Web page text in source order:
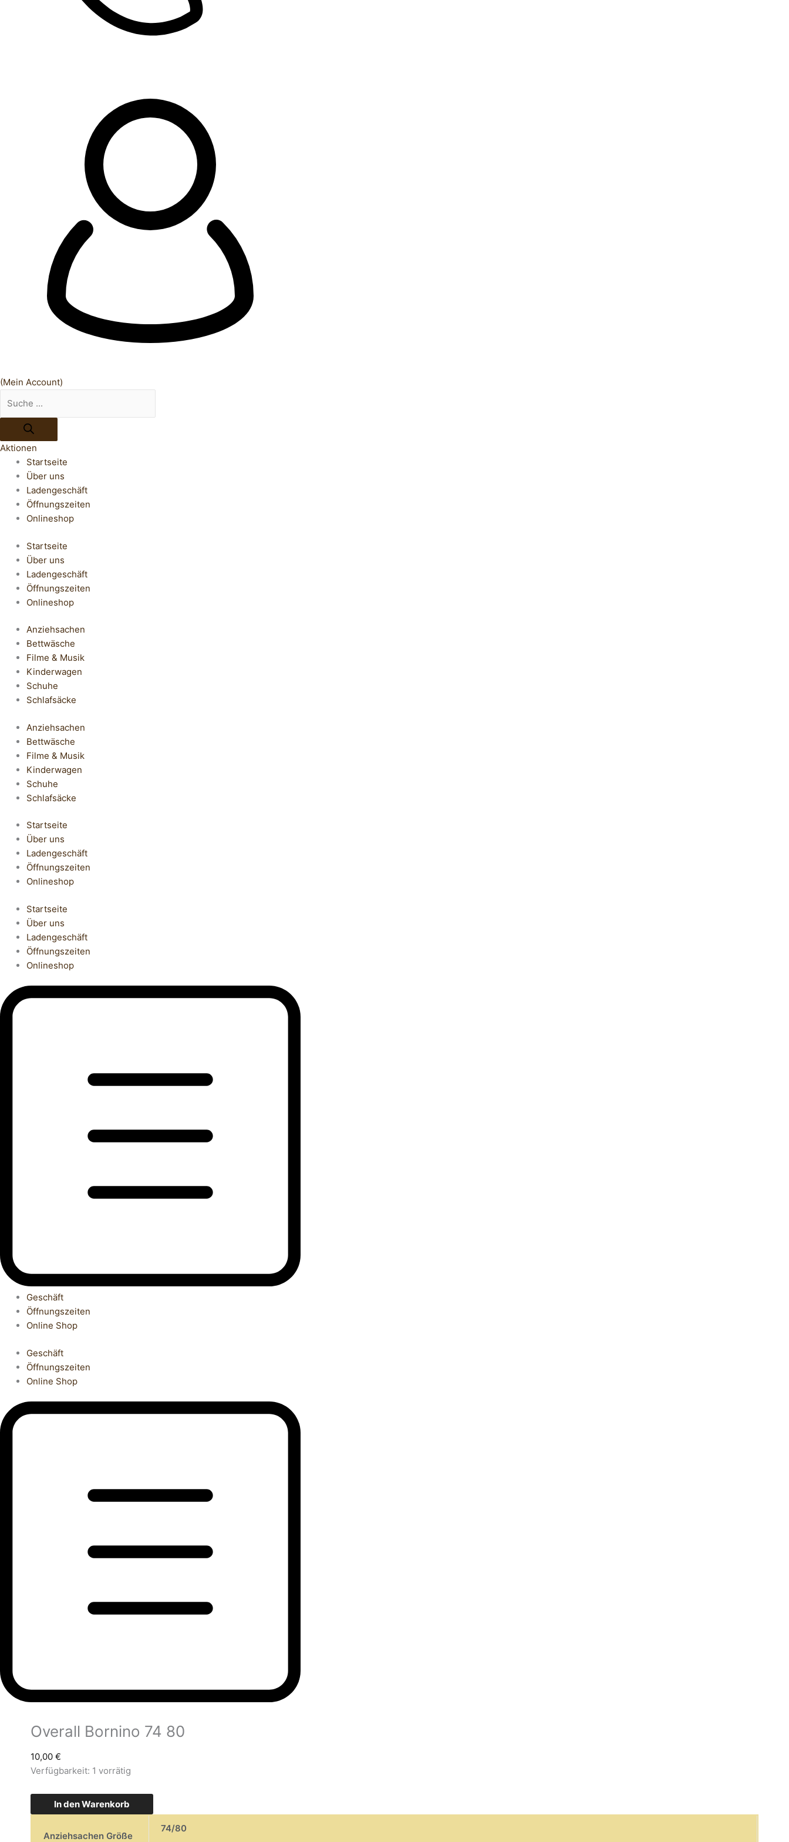
(Mein Account)
Aktionen
Startseite
Über uns
Ladengeschäft
Öffnungszeiten
Onlineshop
Startseite
Über uns
Ladengeschäft
Öffnungszeiten
Onlineshop
Anziehsachen
Bettwäsche
Filme & Musik
Kinderwagen
Schuhe
Schlafsäcke
Anziehsachen
Bettwäsche
Filme & Musik
Kinderwagen
Schuhe
Schlafsäcke
Startseite
Über uns
Ladengeschäft
Öffnungszeiten
Onlineshop
Startseite
Über uns
Ladengeschäft
Öffnungszeiten
Onlineshop
Geschäft
Öffnungszeiten
Online Shop
Geschäft
Öffnungszeiten
Online Shop
Overall Bornino 74 80
10,00 €
Verfügbarkeit: 1 vorrätig
In den Warenkorb
Anziehsachen Größe
74/80